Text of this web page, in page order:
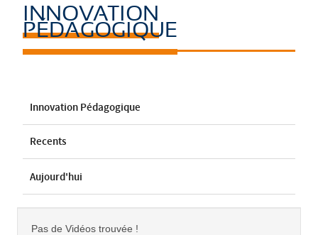
INNOVATION
PÉDAGOGIQUE
Innovation Pédagogique
Recents
Aujourd'hui
Pas de Vidéos trouvée !